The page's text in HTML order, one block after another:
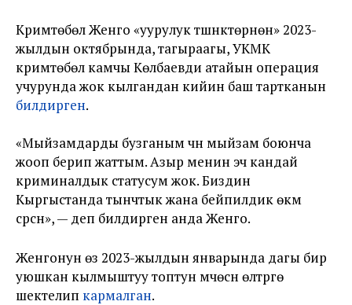
Кримтөбөл Женго «уурулук түшүнүктөрүнөн» 2023-
жылдын октябрында, тагыраагы, УКМК
кримтөбөл камчы Көлбаевди атайын операция
учурунда жок кылгандан кийин баш тартканын
билдирген.
«Мыйзамдарды бузганым үчүн мыйзам боюнча
жооп берип жаттым. Азыр менин эч кандай
криминалдык статусум жок. Биздин
Кыргыстанда тынчтык жана бейпилдик өкүм
сүрсүн», — деп билдирген анда Женго.
Женгонун өзү 2023-жылдын январында дагы бир
уюшкан кылмыштуу топтун мүчөсүн өлтүрүүгө
шектелип кармалган.